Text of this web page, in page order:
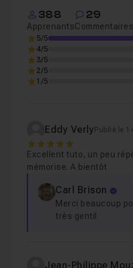
Leçon 2 Présentation
Leçon 3 Mise en
Chapitre 2 : Etablir
Chapitre 3 : Les
Chapitre 4 : Les
Chapitre 5 : Les
388
Apprenants
29
Commentaires
5/5
4/5
3/5
2/5
1/5
Eddy Verly Publié le
5
Excellent tuto, un peu
mémorise. A bientôt
Carl Brison
Merci beaucoup
très gentil
Jean-Philippe